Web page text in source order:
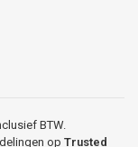
BTW.
op Trusted